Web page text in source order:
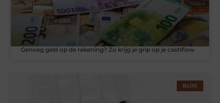
Genoeg geld op de rekening? Zo krijg je grip op je cashflow
BLOG